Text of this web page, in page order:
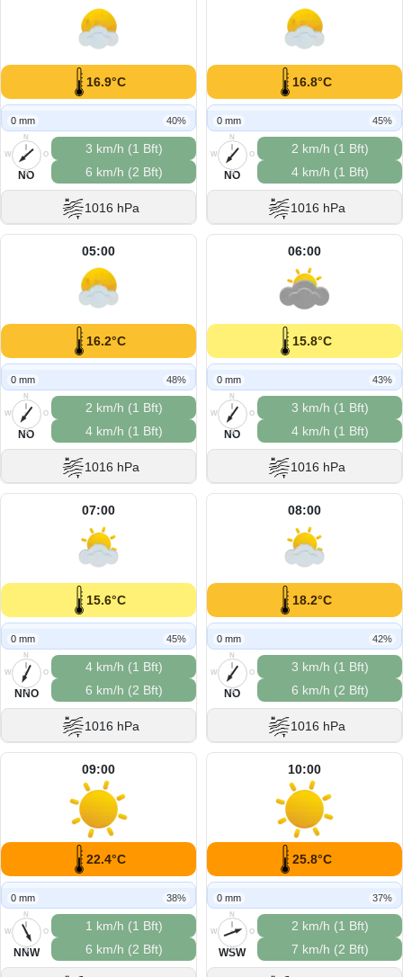
16.9°C
0 mm 40%
N
O
S
W
NO
3 km/h (1 Bft)
6 km/h (2 Bft)
1016 hPa
16.8°C
0 mm 45%
N
O
S
W
NO
2 km/h (1 Bft)
4 km/h (1 Bft)
1016 hPa
05:00
16.2°C
0 mm 48%
N
O
S
W
NO
2 km/h (1 Bft)
4 km/h (1 Bft)
1016 hPa
06:00
15.8°C
0 mm 43%
N
O
S
W
NO
3 km/h (1 Bft)
4 km/h (1 Bft)
1016 hPa
07:00
15.6°C
0 mm 45%
N
O
S
W
NNO
4 km/h (1 Bft)
6 km/h (2 Bft)
1016 hPa
08:00
18.2°C
0 mm 42%
N
O
S
W
NO
3 km/h (1 Bft)
6 km/h (2 Bft)
1016 hPa
09:00
22.4°C
0 mm 38%
N
O
S
W
NNW
1 km/h (1 Bft)
6 km/h (2 Bft)
10:00
25.8°C
0 mm 37%
N
O
S
W
WSW
2 km/h (1 Bft)
7 km/h (2 Bft)